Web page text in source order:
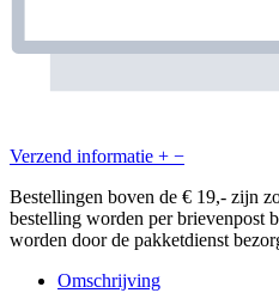
Verzend informatie + −
Bestellingen boven de € 19,- zijn
bestelling worden per brievenpost
worden door de pakketdienst
Omschrijving